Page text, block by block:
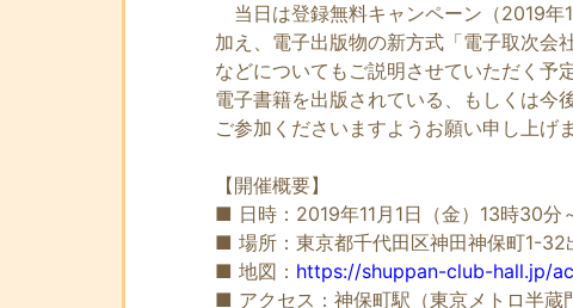
当日は登録無料キャンペーン（2019年
加え、電子出版物の新方式「電子取次会
などについてもご説明させていただく予定
電子書籍を出版されている、もしくは今
ご参加くださいますようお願い申し上げま
【開催概要】
■ 日時：2019年11月1日（金）13時30分
■ 場所：東京都千代田区神田神保町1-32
■ 地図： https://shuppan-club-hall.jp/
■ アクセス：神保町駅（東京メトロ半蔵